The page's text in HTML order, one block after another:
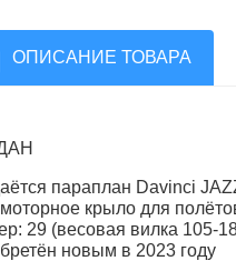
ОПИСАНИЕ ТОВАРА
параплан Davinci
крыло для
29 (весовая вилка 105-
новым в 2023 году